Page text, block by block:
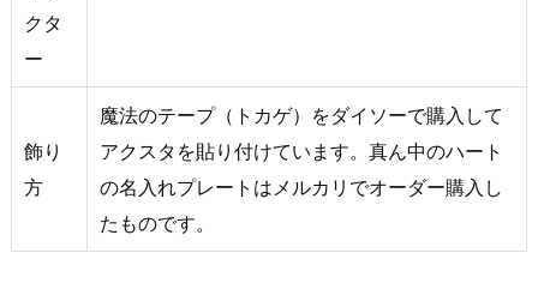
クタ
ー
飾り
方
魔法のテープ（トカゲ）をダイソーで購入して
アクスタを貼り付けています。真ん中のハート
の名入れプレートはメルカリでオーダー購入し
たものです。